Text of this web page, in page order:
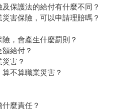
保護法的給付有什麼不同？
害保險，可以申請理賠嗎？
，會產生什麼罰則？
給付？
害？
不算職業災害？
麼責任？